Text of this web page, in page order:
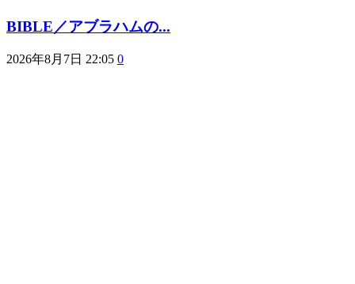
BIBLE／アブラハムの...
2026年8月7日 22:05 0